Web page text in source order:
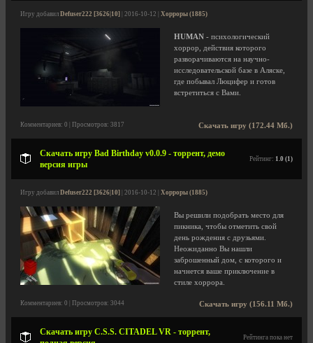
Игру добавил Defuser222 [3626|10] | 2016-10-12 | Хорроры (1885)
HUMAN - психологический
хоррор, действия которого
разворачиваются на научно-
исследовательской базе в Аляске,
где побывал Люцифер и готов
встретиться с Вами.
Скачать игру (172.44 Мб.)
Комментариев: 0 | Просмотров: 3817
Скачать игру Bad Birthday v0.0.9 - торрент, демо
версия игры
Рейтинг: 1.0 (1)
Игру добавил Defuser222 [3626|10] | 2016-10-12 | Хорроры (1885)
Вы решили подобрать место для
пикника, чтобы отметить свой
день рождения с друзьями.
Неожиданно Вы нашли
заброшенный дом, с которого и
начнется ваше приключение в
стиле хоррора.
Скачать игру (156.11 Мб.)
Комментариев: 0 | Просмотров: 3044
Скачать игру C.S.S. CITADEL VR - торрент,
Рейтинга пока нет